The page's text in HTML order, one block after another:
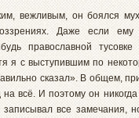
вежливым, он боялся
Даже если ему
православной
я с выступившим по
сказал». В общем,
всё. И поэтому он
все замечания,